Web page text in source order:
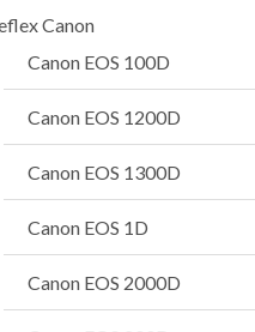
Canon
Canon EOS 100D
Canon EOS 1200D
Canon EOS 1300D
Canon EOS 1D
Canon EOS 2000D